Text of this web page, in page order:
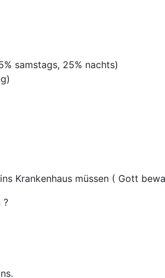
samstags, 25% nachts)
Krankenhaus müssen ( Gott
?